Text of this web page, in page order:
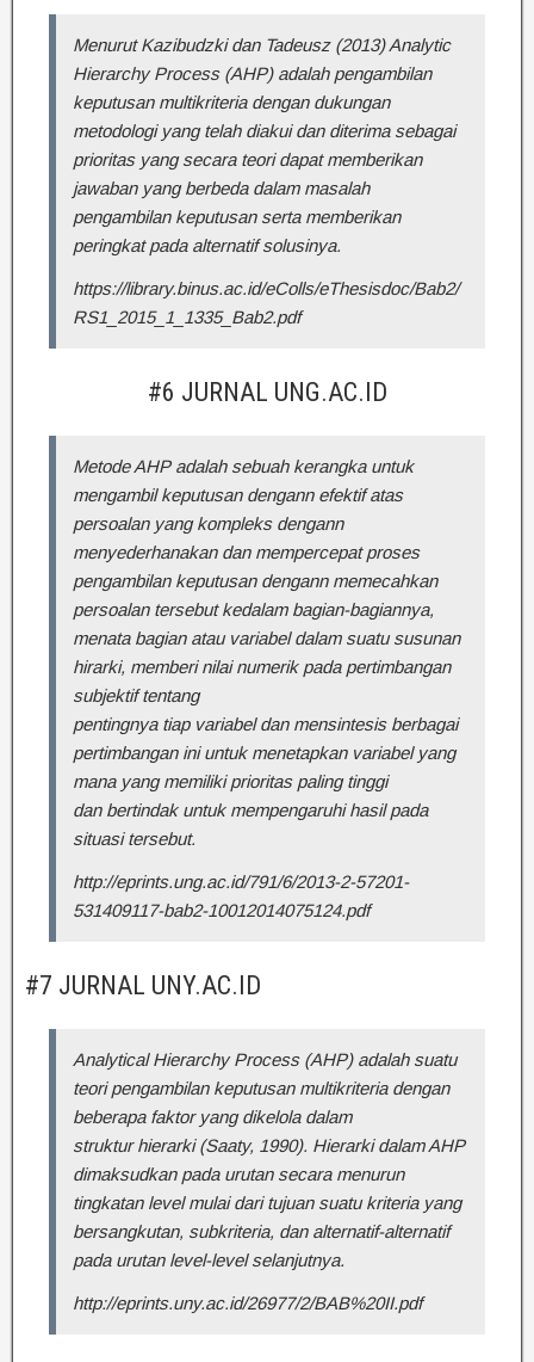
Menurut Kazibudzki dan Tadeusz (2013) Analytic
Hierarchy Process (AHP) adalah pengambilan
keputusan multikriteria dengan dukungan
metodologi yang telah diakui dan diterima sebagai
prioritas yang secara teori dapat memberikan
jawaban yang berbeda dalam masalah
pengambilan keputusan serta memberikan
peringkat pada alternatif solusinya.
https://library.binus.ac.id/eColls/eThesisdoc/Bab2/
RS1_2015_1_1335_Bab2.pdf
#6 JURNAL UNG.AC.ID
Metode AHP adalah sebuah kerangka untuk
mengambil keputusan dengann efektif atas
persoalan yang kompleks dengann
menyederhanakan dan mempercepat proses
pengambilan keputusan dengann memecahkan
persoalan tersebut kedalam bagian-bagiannya,
menata bagian atau variabel dalam suatu susunan
hirarki, memberi nilai numerik pada pertimbangan
subjektif tentang
pentingnya tiap variabel dan mensintesis berbagai
pertimbangan ini untuk menetapkan variabel yang
mana yang memiliki prioritas paling tinggi
dan bertindak untuk mempengaruhi hasil pada
situasi tersebut.
http://eprints.ung.ac.id/791/6/2013-2-57201-
531409117-bab2-10012014075124.pdf
#7 JURNAL UNY.AC.ID
Analytical Hierarchy Process (AHP) adalah suatu
teori pengambilan keputusan multikriteria dengan
beberapa faktor yang dikelola dalam
struktur hierarki (Saaty, 1990). Hierarki dalam AHP
dimaksudkan pada urutan secara menurun
tingkatan level mulai dari tujuan suatu kriteria yang
bersangkutan, subkriteria, dan alternatif-alternatif
pada urutan level-level selanjutnya.
http://eprints.uny.ac.id/26977/2/BAB%20II.pdf